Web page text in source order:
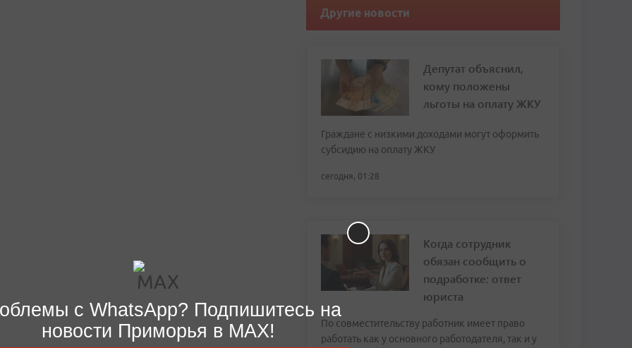
Другие новости
Депутат объяснил,
кому положены
льготы на оплату ЖКУ
Граждане с низкими доходами могут оформить
субсидию на оплату ЖКУ
сегодня, 01:28
Когда сотрудник
обязан сообщить о
подработке: ответ
юриста
По совместительству работник имеет право
работать как у основного работодателя, так и у
с WhatsApp? Подпишитесь на
новости Приморья в MAX!